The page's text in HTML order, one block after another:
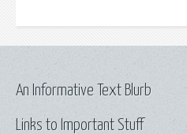
Links to Important Stuff
An Informative Text Blurb